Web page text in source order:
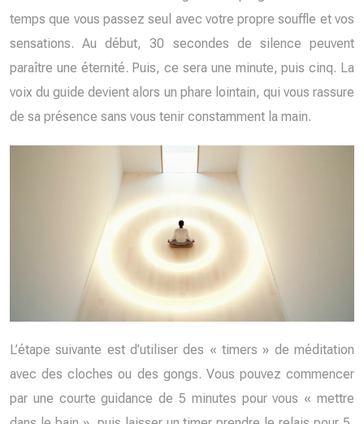
temps que vous passez seul avec votre propre souffle et vos
sensations. Au début, 30 secondes de silence peuvent
paraître une éternité. Puis, ce sera une minute, puis cinq. La
voix du guide devient alors un phare lointain, qui vous rassure
de sa présence sans vous tenir constamment la main.
L’étape suivante est d’utiliser des « timers » de méditation
avec des cloches ou des gongs. Vous pouvez commencer
par une courte guidance de 5 minutes pour vous « mettre